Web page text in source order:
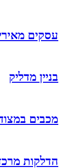
עסקים מאירים
בניין מדליק
מכבים
הדלקות